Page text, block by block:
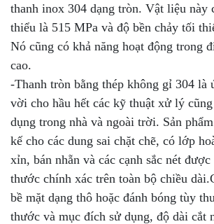
thanh inox 304 dạng tròn. Vật liệu này
thiểu là 515 MPa và độ bền chảy tối
Nó cũng có khả năng hoạt động trong
cao.
-Thanh tròn bằng thép không gỉ 304 là
vời cho hầu hết các kỹ thuật xử lý
dụng trong nhà và ngoài trời. Sản
kế cho các dung sai chặt chẽ, có lớp
xỉn, bán nhẵn và các cạnh sắc nét
thước chính xác trên toàn bộ chiều
bề mặt dạng thô hoặc đánh bóng tùy
thước và mục đích sử dụng, độ dài cắt